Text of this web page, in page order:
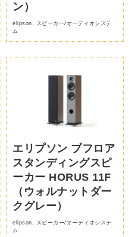
ン）
elipson, スピーカー/オーディオシステ
ム
エリプソン ブフロア
スタンディングスピ
ーカー HORUS 11F
（ウォルナットダー
クグレー）
elipson
スピーカー/オーディオシステ
ム